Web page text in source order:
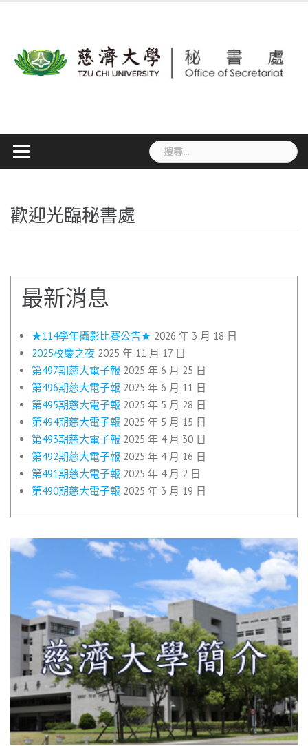
搜
尋
歡迎光臨秘書處
最新消息
★114學年攝影比賽公告★ 2026 年 3 月 18 日
2025校慶之夜 2025 年 11 月 17 日
第497期慈大電子報 2025 年 6 月 25 日
第496期慈大電子報 2025 年 6 月 11 日
第495期慈大電子報 2025 年 5 月 28 日
第494期慈大電子報 2025 年 5 月 15 日
第493期慈大電子報 2025 年 4 月 30 日
第492期慈大電子報 2025 年 4 月 16 日
第491期慈大電子報 2025 年 4 月 2 日
第490期慈大電子報 2025 年 3 月 19 日